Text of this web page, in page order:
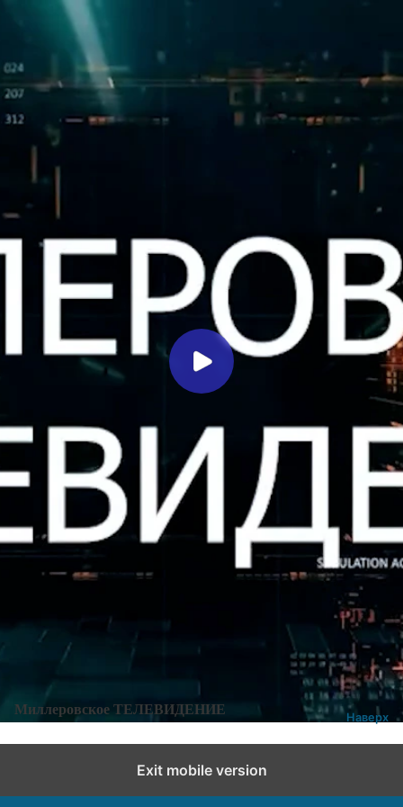
Миллеровское ТЕЛЕВИДЕНИЕ
Новости от 4 апреля 2025
Миллеровское ТВ
Категории:Новости , Новости города и района
Миллеровское ТЕЛЕВИДЕНИЕ Наверх
Exit mobile version